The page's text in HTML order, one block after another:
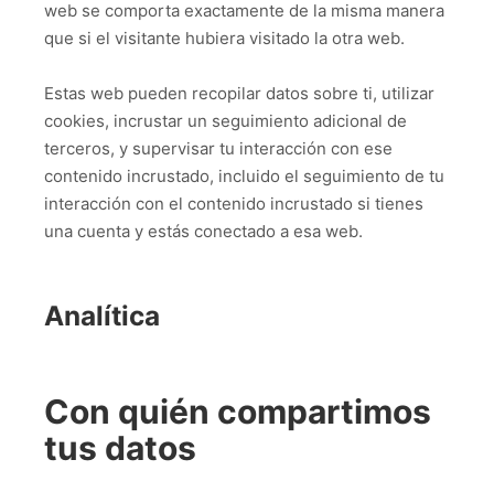
web se comporta exactamente de la misma manera
que si el visitante hubiera visitado la otra web.
Estas web pueden recopilar datos sobre ti, utilizar
cookies, incrustar un seguimiento adicional de
terceros, y supervisar tu interacción con ese
contenido incrustado, incluido el seguimiento de tu
interacción con el contenido incrustado si tienes
una cuenta y estás conectado a esa web.
Analítica
Con quién compartimos
tus datos